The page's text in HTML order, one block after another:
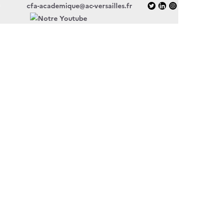
cfa-academique@ac-versailles.fr